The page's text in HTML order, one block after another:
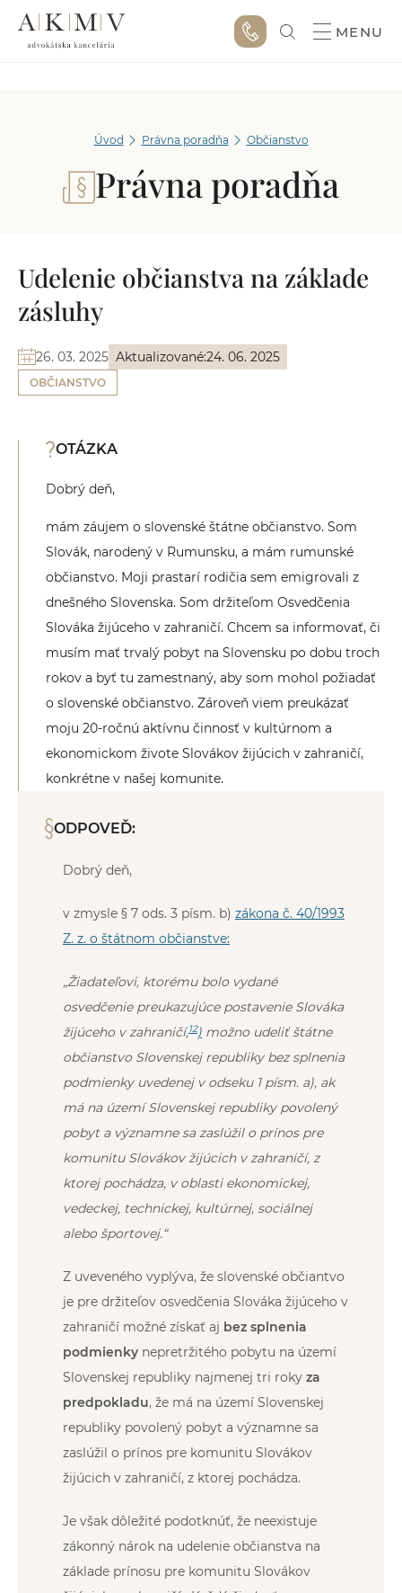
MENU
Úvod Právna poradňa Občianstvo
Právna poradňa
Udelenie občianstva na základe
zásluhy
26. 03. 2025 Aktualizované:24. 06. 2025
OBČIANSTVO
OTÁZKA
Dobrý deň,
mám záujem o slovenské štátne občianstvo. Som
Slovák, narodený v Rumunsku, a mám rumunské
občianstvo. Moji prastarí rodičia sem emigrovali z
dnešného Slovenska. Som držiteľom Osvedčenia
Slováka žijúceho v zahraničí. Chcem sa informovať, či
musím mať trvalý pobyt na Slovensku po dobu troch
rokov a byť tu zamestnaný, aby som mohol požiadať
o slovenské občianstvo. Zároveň viem preukázať
moju 20-ročnú aktívnu činnosť v kultúrnom a
ekonomickom živote Slovákov žijúcich v zahraničí,
konkrétne v našej komunite.
ODPOVEĎ:
Dobrý deň,
v zmysle § 7 ods. 3 písm. b) zákona č. 40/1993
Z. z. o štátnom občianstve:
„Žiadateľovi, ktorému bolo vydané
osvedčenie preukazujúce postavenie Slováka
žijúceho v zahraničí,12) možno udeliť štátne
občianstvo Slovenskej republiky bez splnenia
podmienky uvedenej v odseku 1 písm. a), ak
má na území Slovenskej republiky povolený
pobyt a významne sa zaslúžil o prínos pre
komunitu Slovákov žijúcich v zahraničí, z
ktorej pochádza, v oblasti ekonomickej,
vedeckej, technickej, kultúrnej, sociálnej
alebo športovej.“
Z uveveného vyplýva, že slovenské občiantvo
je pre držiteľov osvedčenia Slováka žijúceho v
zahraničí možné získať aj bez splnenia
podmienky nepretržitého pobytu na území
Slovenskej republiky najmenej tri roky za
predpokladu, že má na území Slovenskej
republiky povolený pobyt a významne sa
zaslúžil o prínos pre komunitu Slovákov
žijúcich v zahraničí, z ktorej pochádza.
Je však dôležité podotknúť, že neexistuje
zákonný nárok na udelenie občianstva na
základe prínosu pre komunitu Slovákov